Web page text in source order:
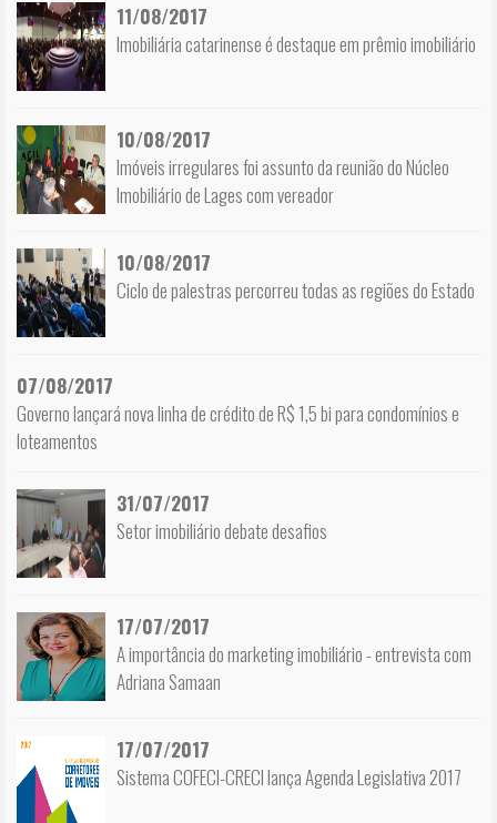
11/08/2017
Imobiliária catarinense é destaque em prêmio imobiliário
10/08/2017
Imóveis irregulares foi assunto da reunião do Núcleo
Imobiliário de Lages com vereador
10/08/2017
Ciclo de palestras percorreu todas as regiões do Estado
07/08/2017
Governo lançará nova linha de crédito de R$ 1,5 bi para condomínios e
loteamentos
31/07/2017
Setor imobiliário debate desafios
17/07/2017
A importância do marketing imobiliário - entrevista com
Adriana Samaan
17/07/2017
Sistema COFECI-CRECI lança Agenda Legislativa 2017